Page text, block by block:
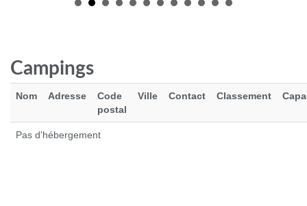
Campings
Nom Adresse
Code
postal
Ville Contact Classement
Pas d'hébergement